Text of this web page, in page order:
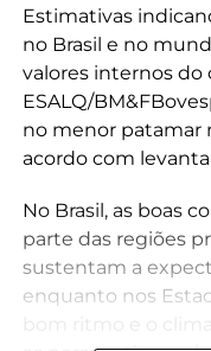
Estimativas
no Brasil e no
valores internos do
ESALQ/
no menor patamar
acordo com
No Brasil, as boas
parte das regiões
sustentam a
enquanto nos